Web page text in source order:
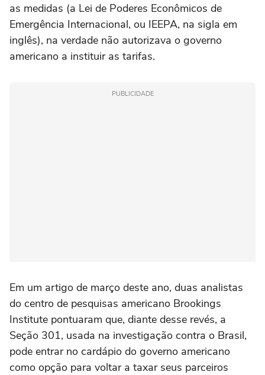
as medidas (a Lei de Poderes Econômicos de
Emergência Internacional, ou IEEPA, na sigla em
inglês), na verdade não autorizava o governo
americano a instituir as tarifas.
PUBLICIDADE
Em um artigo de março deste ano, duas analistas
do centro de pesquisas americano Brookings
Institute pontuaram que, diante desse revés, a
Seção 301, usada na investigação contra o Brasil,
pode entrar no cardápio do governo americano
como opção para voltar a taxar seus parceiros